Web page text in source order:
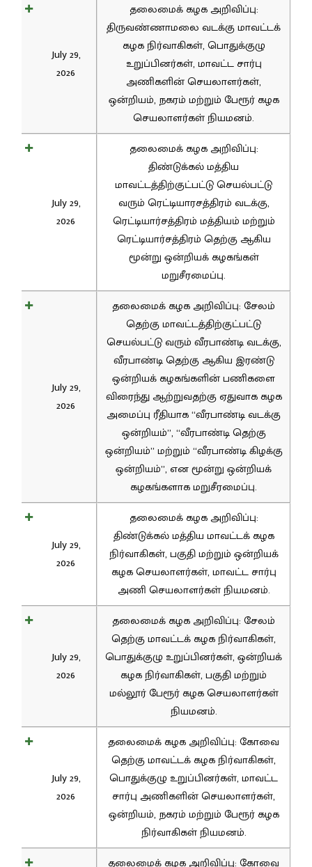
July 29,
2026
தலைமைக் கழக அறிவிப்பு:
திருவண்ணாமலை வடக்கு மாவட்டக்
கழக நிர்வாகிகள், பொதுக்குழு
உறுப்பினர்கள், மாவட்ட சார்பு
அணிகளின் செயலாளர்கள்,
ஒன்றியம், நகரம் மற்றும் பேரூர் கழக
செயலாளர்கள் நியமனம்.
July 29,
2026
தலைமைக் கழக அறிவிப்பு:
திண்டுக்கல் மத்திய
மாவட்டத்திற்குட்பட்டு செயல்பட்டு
வரும் ரெட்டியாரசத்திரம் வடக்கு,
ரெட்டியார்சத்திரம் மத்தியம் மற்றும்
ரெட்டியார்சத்திரம் தெற்கு ஆகிய
மூன்று ஒன்றியக் கழகங்கள்
மறுசீரமைப்பு.
July 29,
2026
தலைமைக் கழக அறிவிப்பு: சேலம்
தெற்கு மாவட்டத்திற்குட்பட்டு
செயல்பட்டு வரும் வீரபாண்டி வடக்கு,
வீரபாண்டி தெற்கு ஆகிய இரண்டு
ஒன்றியக் கழகங்களின் பணிகளை
விரைந்து ஆற்றுவதற்கு ஏதுவாக கழக
அமைப்பு ரீதியாக “வீரபாண்டி வடக்கு
ஒன்றியம்”, “வீரபாண்டி தெற்கு
ஒன்றியம்” மற்றும் “வீரபாண்டி கிழக்கு
ஒன்றியம்”, என மூன்று ஒன்றியக்
கழகங்களாக மறுசீரமைப்பு.
July 29,
2026
தலைமைக் கழக அறிவிப்பு:
திண்டுக்கல் மத்திய மாவட்டக் கழக
நிர்வாகிகள், பகுதி மற்றும் ஒன்றியக்
கழக செயலாளர்கள், மாவட்ட சார்பு
அணி செயலாளர்கள் நியமனம்.
July 29,
2026
தலைமைக் கழக அறிவிப்பு: சேலம்
தெற்கு மாவட்டக் கழக நிர்வாகிகள்,
பொதுக்குழு உறுப்பினர்கள், ஒன்றியக்
கழக நிர்வாகிகள், பகுதி மற்றும்
மல்லூர் பேரூர் கழக செயலாளர்கள்
நியமனம்.
July 29,
2026
தலைமைக் கழக அறிவிப்பு: கோவை
தெற்கு மாவட்டக் கழக நிர்வாகிகள்,
பொதுக்குழு உறுப்பினர்கள், மாவட்ட
சார்பு அணிகளின் செயலாளர்கள்,
ஒன்றியம், நகரம் மற்றும் பேரூர் கழக
நிர்வாகிகள் நியமனம்.
தலைமைக் கழக அறிவிப்பு: கோவை